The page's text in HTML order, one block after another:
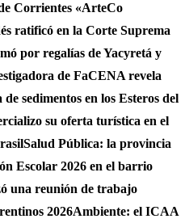
Corrientes «ArteCo
ratificó en la Corte Suprema
por regalías de Yacyretá y
de FaCENA revela
sedimentos en los Esteros del
su oferta turística en el
Salud Pública: la provincia
Escolar 2026 en el barrio
una reunión de trabajo
2026Ambiente: el ICAA